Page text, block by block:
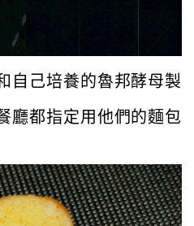
自己培養的魯邦酵母製
廳都指定用他們的麵包